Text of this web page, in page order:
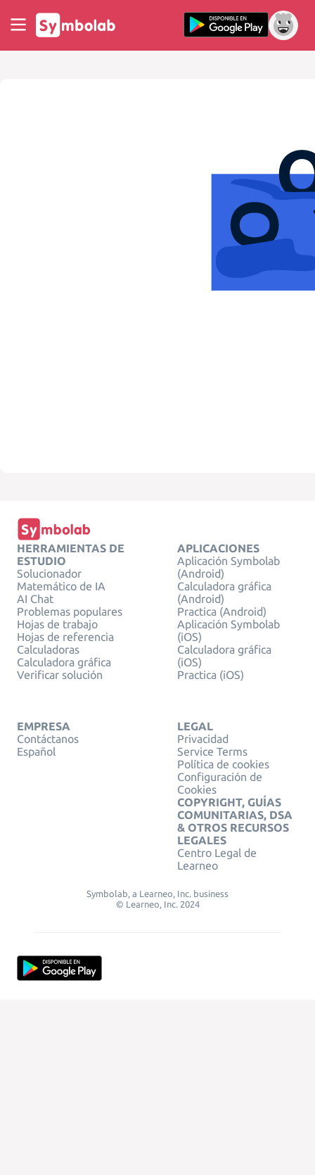
HERRAMIENTAS DE
ESTUDIO
Solucionador
Matemático de IA
AI Chat
Problemas populares
Hojas de trabajo
Hojas de referencia
Calculadoras
Calculadora gráfica
Verificar solución
APLICACIONES
Aplicación Symbolab
(Android)
Calculadora gráfica
(Android)
Practica (Android)
Aplicación Symbolab
(iOS)
Calculadora gráfica
(iOS)
Practica (iOS)
EMPRESA
Contáctanos
Español
LEGAL
Privacidad
Service Terms
Política de cookies
Configuración de
Cookies
COPYRIGHT, GUÍAS
COMUNITARIAS, DSA
& OTROS RECURSOS
LEGALES
Centro Legal de
Learneo
Symbolab, a Learneo, Inc. business
© Learneo, Inc. 2024